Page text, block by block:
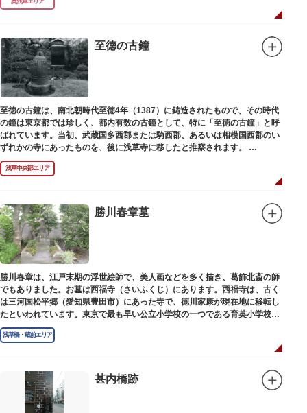
奥浅草エリア
至徳の古鐘
至徳の古鐘は、南北朝時代至徳4年（1387）に鋳造されたもので、その時代
の鐘は東京都では珍しく、都内有数の古鐘として、特に「至徳の古鐘」と呼
ばれています。当初、武蔵国多西郡または騎西郡、あるいは相模国西郡のい
ずれかの寺にあったものを、後に浅草寺に移したと推察されます。
現在は、五重塔北側の絵馬堂内に保管されています。絵馬堂は通常非公開と
なっていますが、不定期で行われる「伝法院庭園拝観と絵馬展」が開催され
浅草中央部エリア
勝川春章墓
勝川春章は、江戸末期の浮世絵師で、美人画などを多く描き、葛飾北斎の師
でもありました。お墓は西福寺（さいふくじ）にあります。西福寺は、古く
は三河国松平郷（愛知県豊田市）にあった寺で、徳川家康が現在地に移転し
たといわれています。東京で最も早い公立小学校の一つである育英小学校の
発祥の地としても知られています。
浅草橋・蔵前エリア
甚内橋跡